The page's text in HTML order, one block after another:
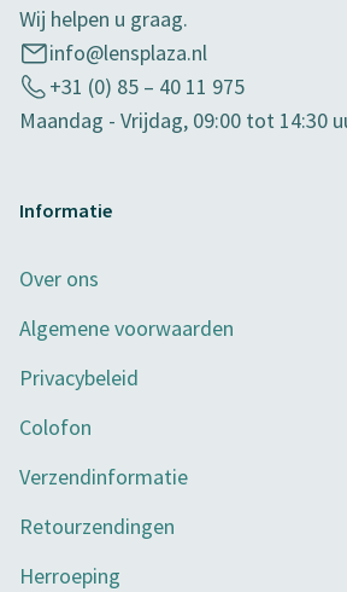
Wij helpen u graag.
info@lensplaza.nl
+31 (0) 85 – 40 11 975
Maandag - Vrijdag, 09:00 tot 14:30
Informatie
Over ons
Algemene voorwaarden
Privacybeleid
Colofon
Verzendinformatie
Retourzendingen
Herroeping